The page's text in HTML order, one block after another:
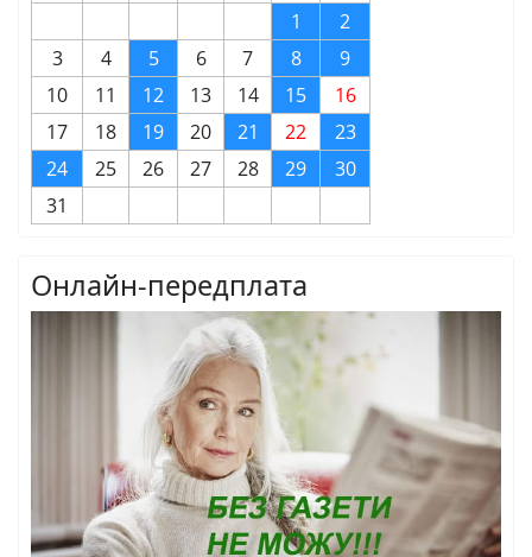
1
2
3
4 5 6 7 8
9
10
11 12 13 14 15
16
17
18 19 20 21 22
23
24
25 26 27 28 29
30
31
Онлайн-передплата